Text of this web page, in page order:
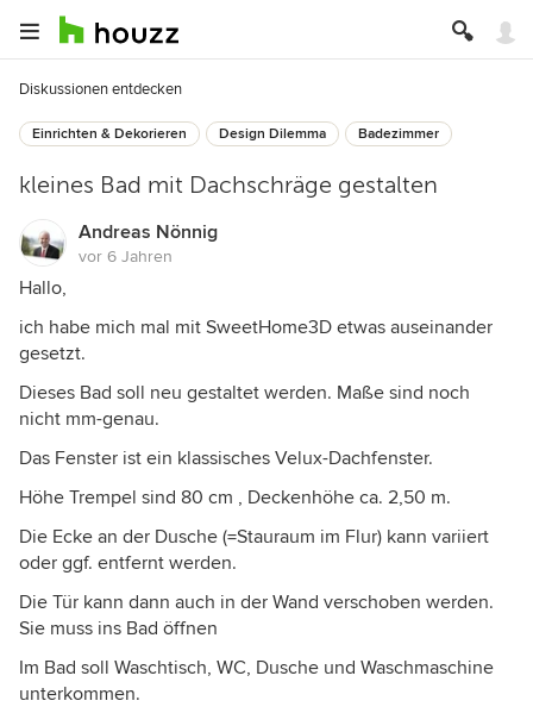
Diskussionen entdecken
Einrichten & Dekorieren Design Dilemma Badezimmer
kleines Bad mit Dachschräge gestalten
Andreas Nönnig
vor 6 Jahren
Hallo,
ich habe mich mal mit SweetHome3D etwas auseinander
gesetzt.
Dieses Bad soll neu gestaltet werden. Maße sind noch
nicht mm-genau.
Das Fenster ist ein klassisches Velux-Dachfenster.
Höhe Trempel sind 80 cm , Deckenhöhe ca. 2,50 m.
Die Ecke an der Dusche (=Stauraum im Flur) kann variiert
oder ggf. entfernt werden.
Die Tür kann dann auch in der Wand verschoben werden.
Sie muss ins Bad öffnen
Im Bad soll Waschtisch, WC, Dusche und Waschmaschine
unterkommen.